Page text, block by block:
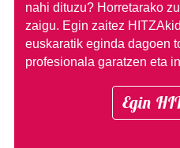
nahi dituzu? Horretarako
zaigu. Egin zaitez
euskaratik eginda dagoen
profesionala garatzen eta
Egin